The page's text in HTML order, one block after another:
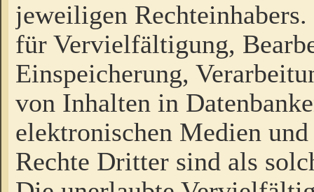
jeweiligen
für Vervielfältigung,
Einspeicherung,
von Inhalten in
elektronischen Medien
Rechte Dritter sind als